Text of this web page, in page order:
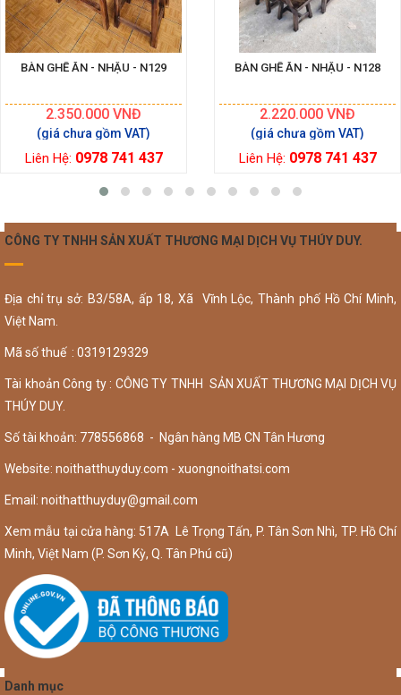
BÀN GHẾ ĂN - NHẬU - N129
2.350.000 VNĐ
Liên Hệ: 0978 741 437
BÀN GHẾ ĂN - NHẬU - N128
2.220.000 VNĐ
Liên Hệ: 0978 741 437
CÔNG TY TNHH SẢN XUẤT THƯƠNG MẠI DỊCH VỤ THÚY DUY.
Địa chỉ trụ sở: B3/58A, ấp 18, Xã Vĩnh Lộc, Thành phố Hồ Chí Minh,
Việt Nam.
Mã số thuế : 0319129329
Tài khoản Công ty : CÔNG TY TNHH SẢN XUẤT THƯƠNG MẠI DỊCH VỤ
THÚY DUY.
Số tài khoản: 778556868 - Ngân hàng MB CN Tân Hương
Website: noithatthuyduy.com - xuongnoithatsi.com
Email: noithatthuyduy@gmail.com
Xem mẫu tại cửa hàng: 517A Lê Trọng Tấn, P. Tân Sơn Nhì, TP. Hồ Chí
Minh, Việt Nam (P. Sơn Kỳ, Q. Tân Phú cũ)
Danh mục